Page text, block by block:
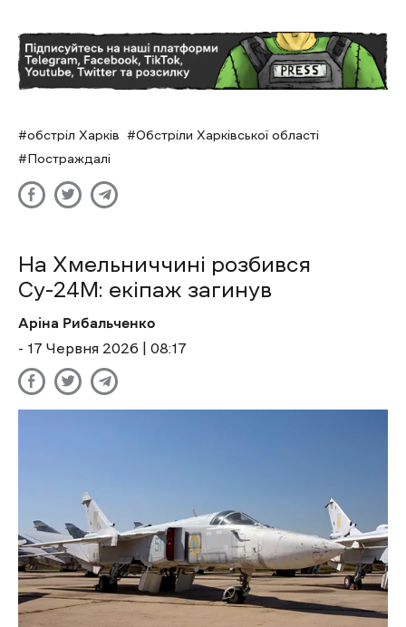
обстріл Харків
Обстріли Харківської області
Постраждалі
На Хмельниччині розбився
Су-24М: екіпаж загинув
Аріна Рибальченко
- 17 Червня 2026 | 08:17